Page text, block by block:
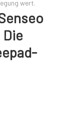
wert.
Die